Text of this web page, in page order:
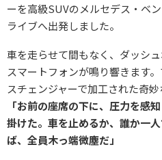
ーを高級SUVのメルセデス・ベ
ライブへ出発しました。
車を走らせて間もなく、ダッシ
スマートフォンが鳴り響きます
スチェンジャーで加工された奇
「お前の座席の下に、圧力を感
掛けた。車を止めるか、誰か一
ば、全員木っ端微塵だ」